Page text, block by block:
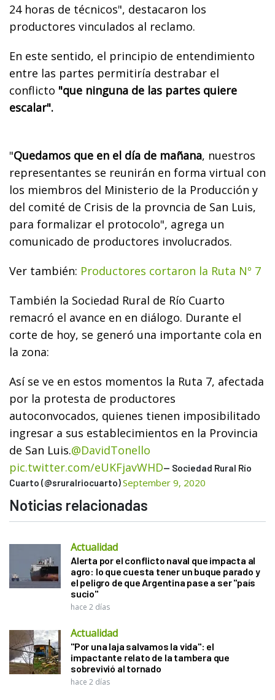
24 horas de técnicos", destacaron los
productores vinculados al reclamo.
En este sentido, el principio de entendimiento
entre las partes permitiría destrabar el
conflicto "que ninguna de las partes quiere
escalar".
"Quedamos que en el día de mañana, nuestros
representantes se reunirán en forma virtual con
los miembros del Ministerio de la Producción y
del comité de Crisis de la provncia de San Luis,
para formalizar el protocolo", agrega un
comunicado de productores involucrados.
Ver también: Productores cortaron la Ruta Nº 7
También la Sociedad Rural de Río Cuarto
remacró el avance en en diálogo. Durante el
corte de hoy, se generó una importante cola en
la zona:
Así se ve en estos momentos la Ruta 7, afectada
por la protesta de productores
autoconvocados, quienes tienen imposibilitado
ingresar a sus establecimientos en la Provincia
de San Luis.@DavidTonello
pic.twitter.com/eUKFjavWHD— Sociedad Rural Río
Cuarto (@sruralriocuarto)September 9, 2020
Noticias relacionadas
Actualidad
Alerta por el conflicto naval que impacta al
agro: lo que cuesta tener un buque parado y
el peligro de que Argentina pase a ser "país
sucio"
hace 2 días
Actualidad
"Por una laja salvamos la vida": el
impactante relato de la tambera que
sobrevivió al tornado
hace 2 días